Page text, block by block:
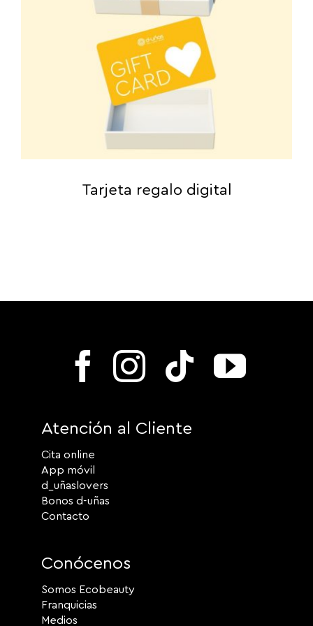
Tarjeta regalo digital
Atención al Cliente
Cita online
App móvil
d_uñaslovers
Bonos d-uñas
Contacto
Conócenos
Somos Ecobeauty
Franquicias
Medios